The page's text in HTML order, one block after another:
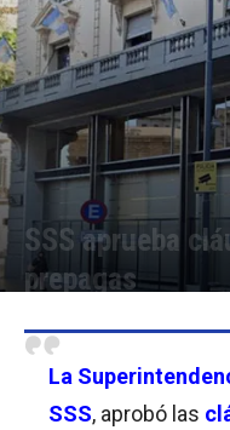
SSS aprueba
prepagas
La
SSS, aprobó las